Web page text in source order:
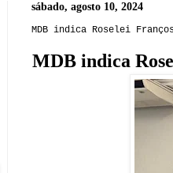
sábado, agosto 10, 2024
MDB indica Roselei
MDB indica